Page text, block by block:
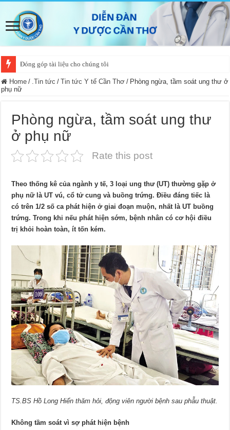
Đóng góp tài liệu cho chúng tôi
Home / .Tin tức / Tin tức Y tế Cần Thơ / Phòng ngừa, tầm soát ung thư ở
phụ nữ
Phòng ngừa, tầm soát ung thư
ở phụ nữ
Rate this post
Theo thống kê của ngành y tế, 3 loại ung thư (UT) thường gặp ở
phụ nữ là UT vú, cổ tử cung và buồng trứng. Ðiều đáng tiếc là
có trên 1/2 số ca phát hiện ở giai đoạn muộn, nhất là UT buồng
trứng. Trong khi nếu phát hiện sớm, bệnh nhân có cơ hội điều
trị khỏi hoàn toàn, ít tốn kém.
TS.BS Hồ Long Hiển thăm hỏi, động viên người bệnh sau phẫu thuật.
Không tầm soát vì sợ phát hiện bệnh